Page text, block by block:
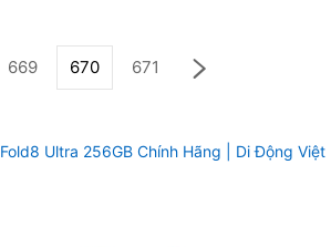
669 670 671